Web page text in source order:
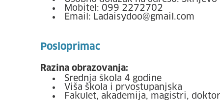
Mobitel: 099 2272702
Email: Ladaisydoo@gmail.com
Posloprimac
Razina obrazovanja:
Srednja škola 4 godine
Viša škola i prvostupanjska
Fakulet, akademija, magistri,